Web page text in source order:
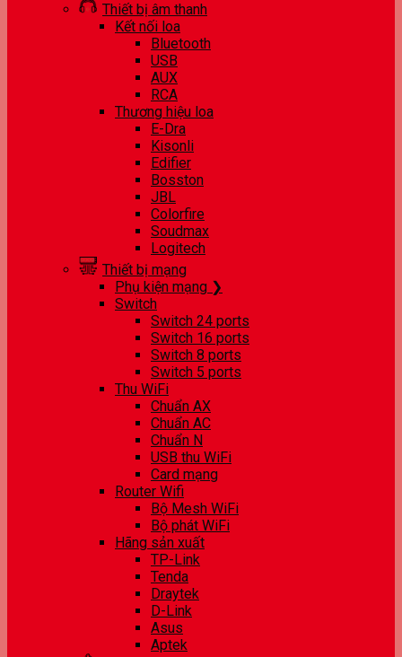
Thiết bị âm thanh
Kết nối loa
Bluetooth
USB
AUX
RCA
Thương hiệu loa
E-Dra
Kisonli
Edifier
Bosston
JBL
Colorfire
Soudmax
Logitech
Thiết bị mạng
Phụ kiện mạng ❯
Switch
Switch 24 ports
Switch 16 ports
Switch 8 ports
Switch 5 ports
Thu WiFi
Chuẩn AX
Chuẩn AC
Chuẩn N
USB thu WiFi
Card mạng
Router Wifi
Bộ Mesh WiFi
Bộ phát WiFi
Hãng sản xuất
TP-Link
Tenda
Draytek
D-Link
Asus
Aptek